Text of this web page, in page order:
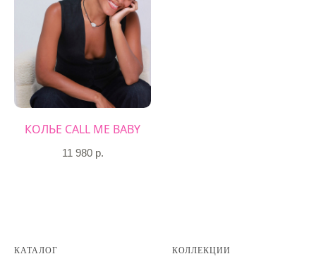
КОЛЬЕ CALL ME BABY
11 980 р.
КАТАЛОГ КОЛЛЕКЦИИ